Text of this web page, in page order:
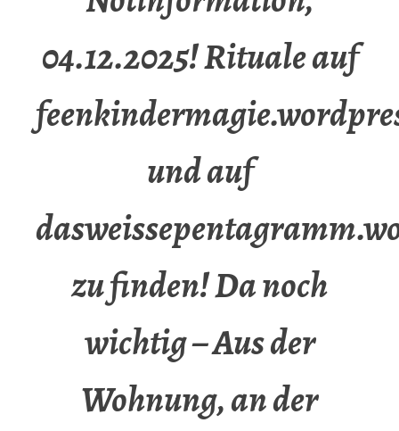
04.12.2025! Rituale auf
und auf
zu finden! Da noch
wichtig – Aus der
Wohnung, an der